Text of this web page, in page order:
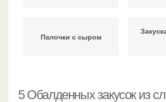
Палочки с сыром
5 Обалденных закусок из